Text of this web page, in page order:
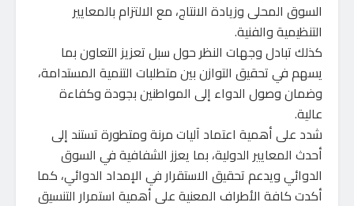
السوق المحلى وزيادة الانتاج، مع الالتزام بالمعايير
التنظيمية والفنية.
كذلك تبادل وجهات النظر حول سبل تعزيز التعاون بما
يسهم في تحقيق التوازن بين متطلبات التنمية المستدامة،
وضمان وصول الدواء إلى المواطنين بجودة وكفاءة
عالية.
شدد على أهمية اعتماد آليات مرنة ومتطورة تستند إلى
أحدث المعايير الدولية، بما يعزز الشفافية في السوق
الدوائي ويدعم تحقيق الاستقرار في الإمداد الدوائي، كما
أكدت كافة الأطراف المعنية على أهمية استمرار التنسيق